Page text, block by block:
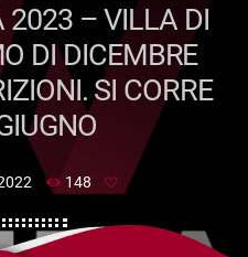
2023 – VILLA DI
DI DICEMBRE
SI CORRE
148